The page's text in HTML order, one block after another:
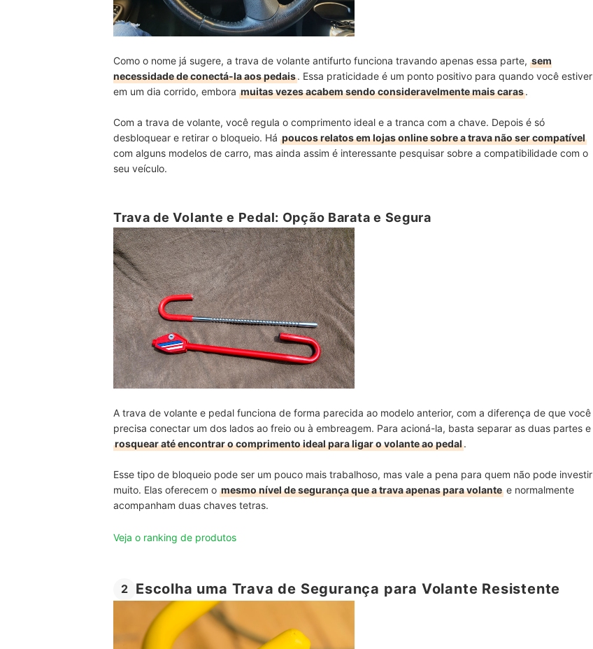
Como o nome já sugere, a trava de volante antifurto funciona travando apenas essa parte, sem
necessidade de conectá-la aos pedais. Essa praticidade é um ponto positivo para quando você estiver
em um dia corrido, embora muitas vezes acabem sendo consideravelmente mais caras.
Com a trava de volante, você regula o comprimento ideal e a tranca com a chave. Depois é só
desbloquear e retirar o bloqueio. Há poucos relatos em lojas online sobre a trava não ser compatível
com alguns modelos de carro, mas ainda assim é interessante pesquisar sobre a compatibilidade com o
seu veículo.
Trava de Volante e Pedal: Opção Barata e Segura
A trava de volante e pedal funciona de forma parecida ao modelo anterior, com a diferença de que você
precisa conectar um dos lados ao freio ou à embreagem. Para acioná-la, basta separar as duas partes e
rosquear até encontrar o comprimento ideal para ligar o volante ao pedal.
Esse tipo de bloqueio pode ser um pouco mais trabalhoso, mas vale a pena para quem não pode investir
muito. Elas oferecem o mesmo nível de segurança que a trava apenas para volante e normalmente
acompanham duas chaves tetras.
Veja o ranking de produtos
2 Escolha uma Trava de Segurança para Volante Resistente